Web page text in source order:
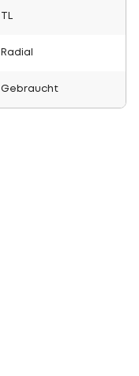
Radial
Gebraucht